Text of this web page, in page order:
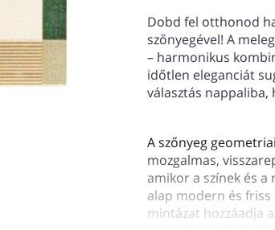
Dobd fel otthonod
szőnyegével! A
– harmonikus
időtlen eleganciát
választás nappaliba,
A szőnyeg
mozgalmas,
amikor a színek és a
alap modern és
mintázat hozzáadja